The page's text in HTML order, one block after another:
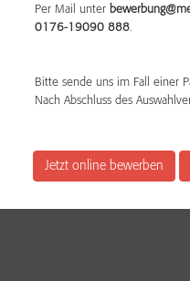
Per Mail unter
0176-19090 888.
Bitte sende uns im Fall einer
Nach Abschluss des
Jetzt online bewerben